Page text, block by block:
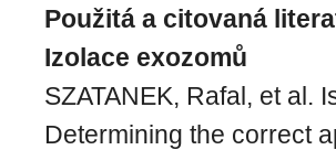
Použitá a citovaná
Izolace exozomů
SZATANEK, Rafal, et al.
Determining the correct